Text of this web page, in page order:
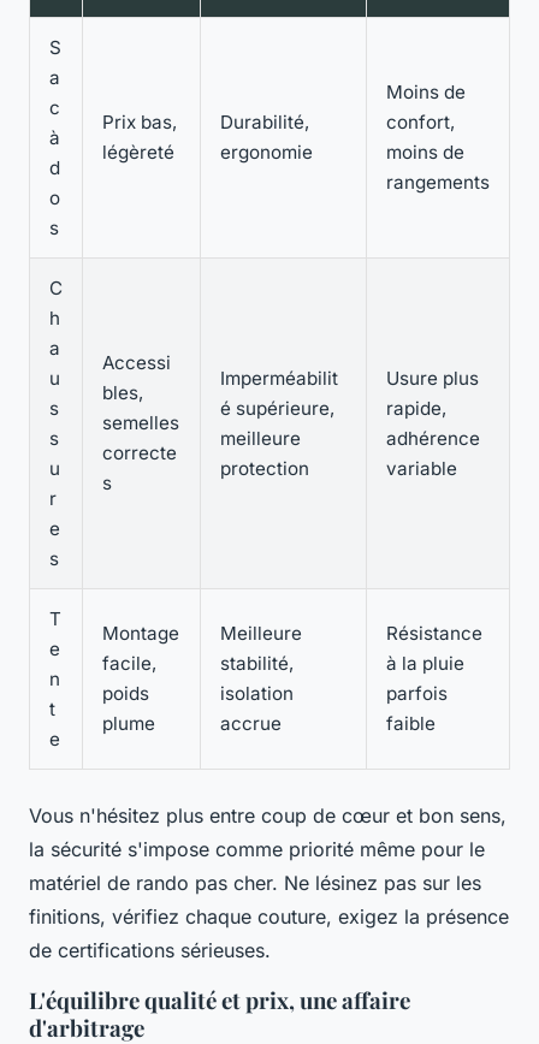
S
a
c
à
d
o
s
Prix bas,
légèreté
Durabilité,
ergonomie
Moins de
confort,
moins de
rangements
C
h
a
u
s
s
u
r
e
s
Accessi
bles,
semelles
correcte
s
Imperméabilit
é supérieure,
meilleure
protection
Usure plus
rapide,
adhérence
variable
T
e
n
t
e
Montage
facile,
poids
plume
Meilleure
stabilité,
isolation
accrue
Résistance
à la pluie
parfois
faible
Vous n'hésitez plus entre coup de cœur et bon sens,
la sécurité s'impose comme priorité même pour le
matériel de rando pas cher. Ne lésinez pas sur les
finitions, vérifiez chaque couture, exigez la présence
de certifications sérieuses.
L'équilibre qualité et prix, une affaire
d'arbitrage